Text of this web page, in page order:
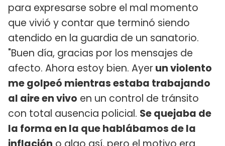
para expresarse sobre el mal momento
que vivió y contar que terminó siendo
atendido en la guardia de un sanatorio.
"Buen día, gracias por los mensajes de
afecto. Ahora estoy bien. Ayer un violento
me golpeó mientras estaba trabajando
al aire en vivo en un control de tránsito
con total ausencia policial. Se quejaba de
la forma en la que hablábamos de la